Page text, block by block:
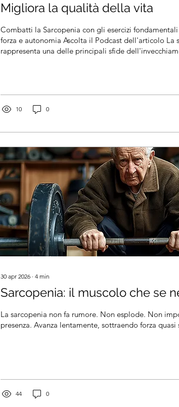
Migliora la qualità della vita
Combatti la Sarcopenia con gli esercizi
forza e autonomia Ascolta il Podcast dell'articolo La
rappresenta una delle principali sfide
scientifica ha dimostrato come l'esercizio fisico
trattamento...
10 0
30 apr 2026 ∙ 4 min
Sarcopenia: il muscolo che se
La sarcopenia non fa rumore. Non esplode. Non
presenza. Avanza lentamente, sottraendo forza quasi
44 0